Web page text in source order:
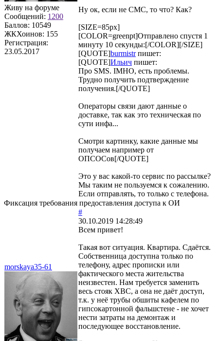
Живу на форуме
Сообщений: 1200
Баллов: 10549
ЖКХоинов: 155
Регистрация:
23.05.2017
Ну ок, если не СМС, то что? Как?
[SIZE=85px]
[COLOR=greenpt]Отправлено спустя 1
минуту 10 секунды:[/COLOR][/SIZE]
[QUOTE]burmistrпишет:
[QUOTE]Ильич пишет:
Про SMS. IMHO, есть проблемы.
Трудно получить подтверждение
получения.[/QUOTE]
Операторы связи дают данные о
доставке, так как это техническая по
сути инфа...
Смотри картинку, какие данные мы
получаем например от
ОПСОСов[/QUOTE]
Это у вас какой-то сервис по рассылке?
Мы таким не пользуемся к сожалению.
Если отправлять, то только с телефона.
Фиксация требования предоставления доступа к ОИ
morskaya35-61
#
30.10.2019 14:28:49
Всем привет!
Такая вот ситуация. Квартира. Сдаётся.
Собственница доступна только по
телефону, адрес прописки или
фактического места жительства
неизвестен. Нам требуется заменить
весь стояк ХВС, а она не даёт доступ,
т.к. у неё трубы обшиты кафелем по
гипсокартонной фальшстене - не хочет
нести затраты на демонтаж и
последующее восстановление.